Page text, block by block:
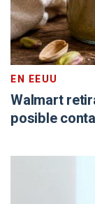
EN EEUU
Walmart
posible